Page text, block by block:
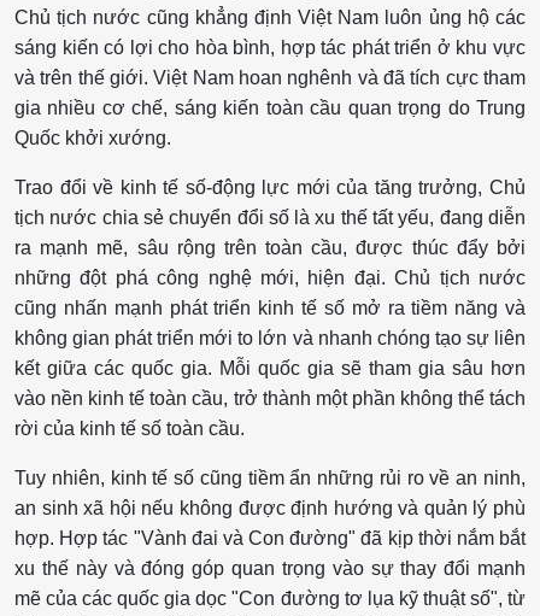
Chủ tịch nước cũng khẳng định Việt Nam luôn ủng hộ các
sáng kiến có lợi cho hòa bình, hợp tác phát triển ở khu vực
và trên thế giới. Việt Nam hoan nghênh và đã tích cực tham
gia nhiều cơ chế, sáng kiến toàn cầu quan trọng do Trung
Quốc khởi xướng.
Trao đổi về kinh tế số-động lực mới của tăng trưởng, Chủ
tịch nước chia sẻ chuyển đổi số là xu thế tất yếu, đang diễn
ra mạnh mẽ, sâu rộng trên toàn cầu, được thúc đẩy bởi
những đột phá công nghệ mới, hiện đại. Chủ tịch nước
cũng nhấn mạnh phát triển kinh tế số mở ra tiềm năng và
không gian phát triển mới to lớn và nhanh chóng tạo sự liên
kết giữa các quốc gia. Mỗi quốc gia sẽ tham gia sâu hơn
vào nền kinh tế toàn cầu, trở thành một phần không thể tách
rời của kinh tế số toàn cầu.
Tuy nhiên, kinh tế số cũng tiềm ẩn những rủi ro về an ninh,
an sinh xã hội nếu không được định hướng và quản lý phù
hợp. Hợp tác "Vành đai và Con đường" đã kịp thời nắm bắt
xu thế này và đóng góp quan trọng vào sự thay đổi mạnh
mẽ của các quốc gia dọc "Con đường tơ lụa kỹ thuật số", từ